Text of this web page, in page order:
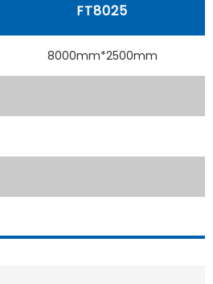
FT8025
8000mm*2500mm